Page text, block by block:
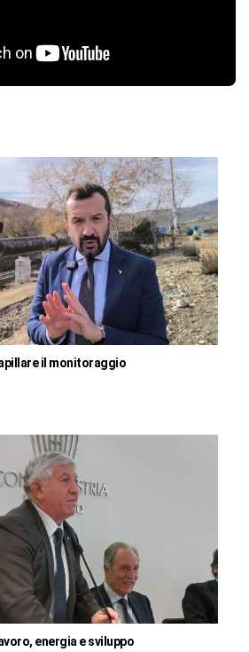
il monitoraggio
energia e sviluppo